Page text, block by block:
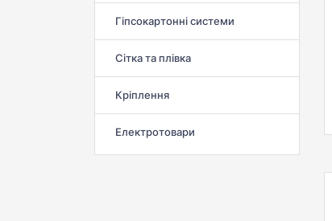
Гіпсокартонні системи
Сітка та плівка
Кріплення
Електротовари